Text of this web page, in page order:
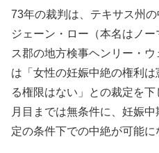
73年の裁判は、テキサス州
ジェーン・ロー（本名はノ
ス郡の地方検事ヘンリー・
は「女性の妊娠中絶の権利
る権限はない」との裁定を
月目までは無条件に、妊娠
定の条件下での中絶が可能に